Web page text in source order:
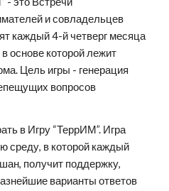
и совладельцев
каждый 4-й четверг месяца
основе которой лежит
Цель игры - генерация
вопросов
среду, в которой каждый
получит поддержку,
варианты ответов